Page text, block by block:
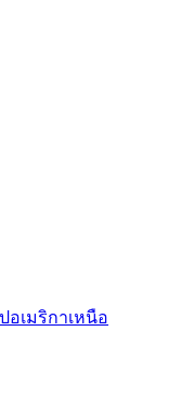
เมริกาเหนือ